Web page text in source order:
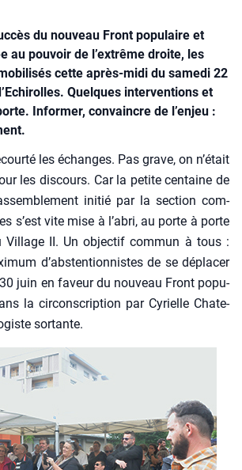
du nouveau Front populaire et
au pouvoir de l’extrême droite, les
cette après-midi du samedi 22
Quelques interventions et
Informer, convaincre de l’enjeu :
les échanges. Pas grave, on n’était
les dis­cours. Car la petite cen­taine de
ini­tié par la sec­tion com­
s’est vite mise à l’abri, au porte à porte
Vil­lage II. Un objec­tif com­mun à tous :
d’abstentionnistes de se dépla­cer
juin en faveur du nou­veau Front popu­
la cir­cons­crip­tion par Cyrielle Cha­te­
sor­tante.